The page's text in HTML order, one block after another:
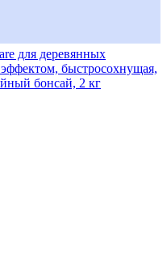
для деревянных
быстросохнущая,
бонсай, 2 кг